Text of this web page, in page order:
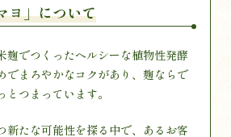
ヨ」について
麹でつくったヘルシーな植物性発酵
でまろやかなコクがあり、麹ならで
つまっています。
新たな可能性を探る中で、あるお客